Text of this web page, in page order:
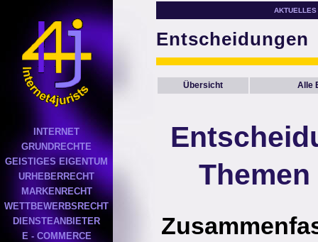
INTERNET
GRUNDRECHTE
GEISTIGES EIGENTUM
URHEBERRECHT
MARKENRECHT
WETTBEWERBSRECHT
DIENSTEANBIETER
E - COMMERCE
AKTUELLES
Entscheidungen
Übersicht Alle